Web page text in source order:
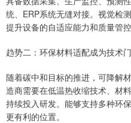
统、ERP系统无缝对接。视觉检
提升设备的自适应能力和质量管控
趋势二：环保材料适配成为技术
随着碳中和目标的推进，可降解
造商需要在低温热收缩技术、材
持续投入研发。能够支持多种环
更有利的位置。